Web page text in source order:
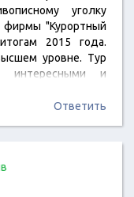
уголку
фирмы "Курортный
2015 года.
уровне. Тур
интересными и
в "Айвазовское" -
Ответить